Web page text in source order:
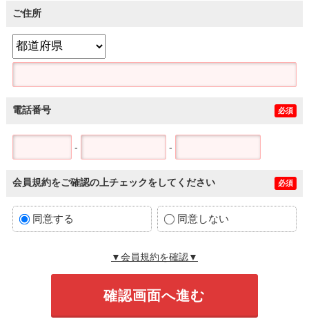
ご住所
電話番号 必須
- -
会員規約をご確認の上チェックをしてください 必須
同意する 同意しない
▼会員規約を確認▼